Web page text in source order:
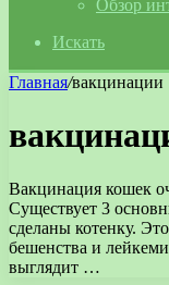
Обзор
Искать
Главная/вакцинации
Вакцинация кошек
Существует 3
сделаны котенку.
бешенства и
выглядит …